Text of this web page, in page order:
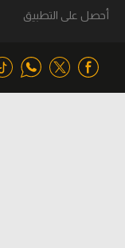
أحصل على التطبيق